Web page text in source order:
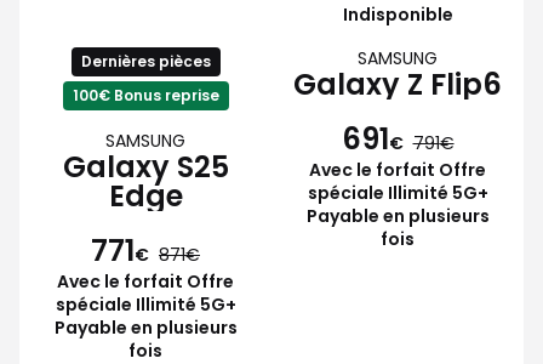
Dernières pièces
100€ Bonus reprise
SAMSUNG
Galaxy S25
Edge
771€ 871
Avec le forfait Offre
spéciale Illimité 5G+
Payable en plusieurs
fois
Indisponible
SAMSUNG
Galaxy Z Flip6
691€ 791
Avec le forfait Offre
spéciale Illimité 5G+
Payable en plusieurs
fois